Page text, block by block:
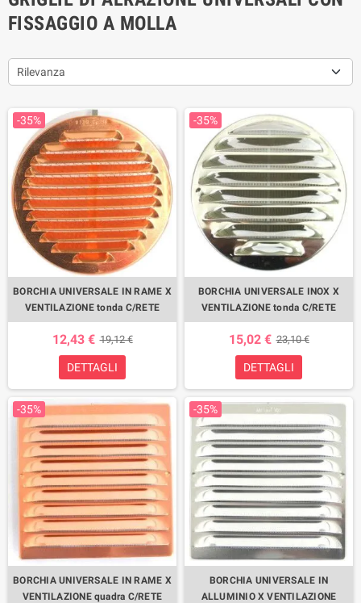
FISSAGGIO A MOLLA
Rilevanza
-35%
BORCHIA UNIVERSALE IN RAME X
VENTILAZIONE tonda C/RETE
12,43 € 19,12 €
DETTAGLI
-35%
BORCHIA UNIVERSALE INOX X
VENTILAZIONE tonda C/RETE
15,02 € 23,10 €
DETTAGLI
-35%
BORCHIA UNIVERSALE IN RAME X
VENTILAZIONE quadra C/RETE
-35%
BORCHIA UNIVERSALE IN
ALLUMINIO X VENTILAZIONE